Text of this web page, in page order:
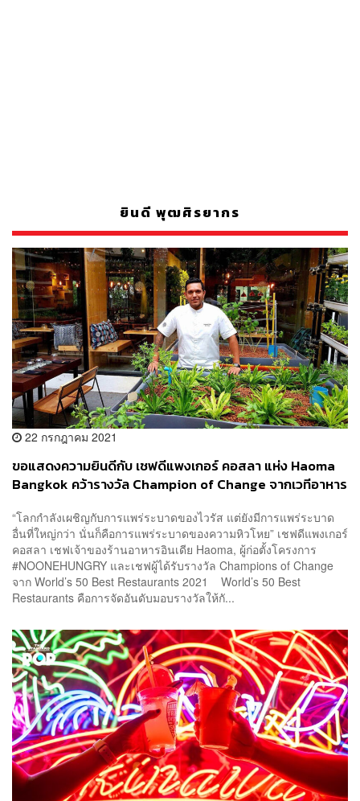
ยินดี พุฒศิรยากร
22 กรกฎาคม 2021
ขอแสดงความยินดีกับ เชฟดีแพงเกอร์ คอสลา แห่ง Haoma
Bangkok คว้ารางวัล Champion of Change จากเวทีอาหาร
“โลกกำลังเผชิญกับการแพร่ระบาดของไวรัส แต่ยังมีการแพร่ระบาด
อื่นที่ใหญ่กว่า นั่นก็คือการแพร่ระบาดของความหิวโหย” เชฟดีแพงเกอร์
คอสลา เชฟเจ้าของร้านอาหารอินเดีย Haoma, ผู้ก่อตั้งโครงการ
#NOONEHUNGRY และเชฟผู้ได้รับรางวัล Champions of Change
จาก World’s 50 Best Restaurants 2021 World’s 50 Best
Restaurants คือการจัดอันดับมอบรางวัลให้กั...